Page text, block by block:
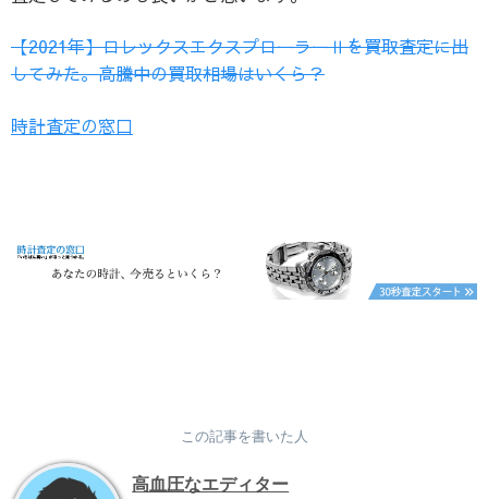
【2021年】ロレックスエクスプローラーⅡを買取査定に出
してみた。高騰中の買取相場はいくら？
時計査定の窓口
この記事を書いた人
高血圧なエディター